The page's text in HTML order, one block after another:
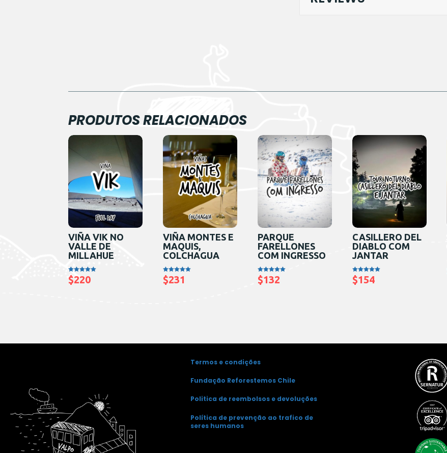
PRODUTOS RELACIONADOS
VIÑA VIK NO
VALLE DE
MILLAHUE
Avaliação
5.00
$220
VIÑA MONTES E
MAQUIS,
COLCHAGUA
Avaliação
5.00
$231
PARQUE
FARELLONES
COM INGRESSO
Avaliação
5.00
$132
CASILLERO DEL
DIABLO COM
JANTAR
Avaliação
5.00
$154
Termos e condições
Fundação Reforestemos Chile
Politica de reembolsos e devoluções
Política de prevenção ao trafico de
seres humanos